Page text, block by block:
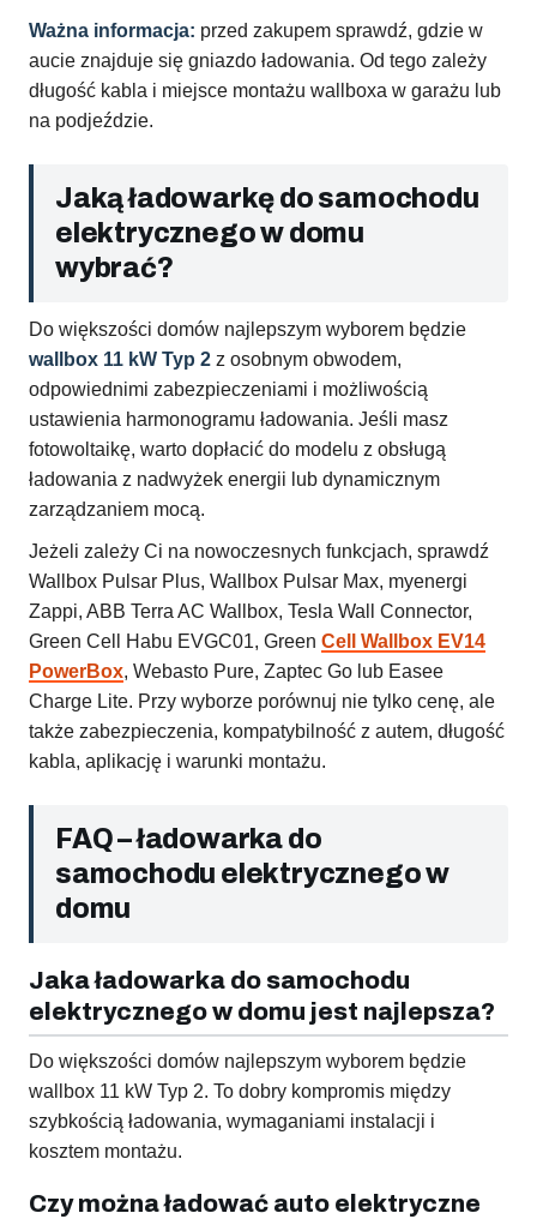
Ważna informacja: przed zakupem sprawdź, gdzie w
aucie znajduje się gniazdo ładowania. Od tego zależy
długość kabla i miejsce montażu wallboxa w garażu lub
na podjeździe.
Jaką ładowarkę do samochodu
elektrycznego w domu
wybrać?
Do większości domów najlepszym wyborem będzie
wallbox 11 kW Typ 2 z osobnym obwodem,
odpowiednimi zabezpieczeniami i możliwością
ustawienia harmonogramu ładowania. Jeśli masz
fotowoltaikę, warto dopłacić do modelu z obsługą
ładowania z nadwyżek energii lub dynamicznym
zarządzaniem mocą.
Jeżeli zależy Ci na nowoczesnych funkcjach, sprawdź
Wallbox Pulsar Plus, Wallbox Pulsar Max, myenergi
Zappi, ABB Terra AC Wallbox, Tesla Wall Connector,
Green Cell Habu EVGC01, Green Cell Wallbox EV14
PowerBox, Webasto Pure, Zaptec Go lub Easee
Charge Lite. Przy wyborze porównuj nie tylko cenę, ale
także zabezpieczenia, kompatybilność z autem, długość
kabla, aplikację i warunki montażu.
FAQ – ładowarka do
samochodu elektrycznego w
domu
Jaka ładowarka do samochodu
elektrycznego w domu jest najlepsza?
Do większości domów najlepszym wyborem będzie
wallbox 11 kW Typ 2. To dobry kompromis między
szybkością ładowania, wymaganiami instalacji i
kosztem montażu.
Czy można ładować auto elektryczne